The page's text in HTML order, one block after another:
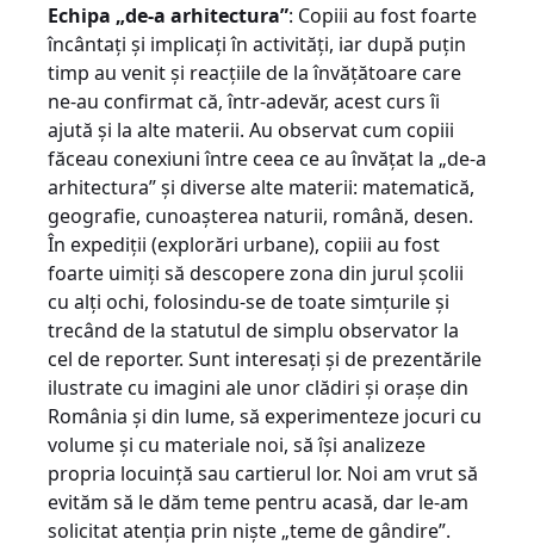
Echipa „de-a arhitectura”: Copiii au fost foarte
încântaţi şi implicaţi în activităţi, iar după puţin
timp au venit şi reacţiile de la învăţătoare care
ne-au confirmat că, într-adevăr, acest curs îi
ajută şi la alte materii. Au observat cum copiii
făceau conexiuni între ceea ce au învăţat la „de-a
arhitectura” şi diverse alte materii: matematică,
geografie, cunoaşterea naturii, română, desen.
În expediţii (explorări urbane), copiii au fost
foarte uimiţi să descopere zona din jurul şcolii
cu alţi ochi, folosindu-se de toate simţurile şi
trecând de la statutul de simplu observator la
cel de reporter. Sunt interesaţi şi de prezentările
ilustrate cu imagini ale unor clădiri şi oraşe din
România şi din lume, să experimenteze jocuri cu
volume şi cu materiale noi, să îşi analizeze
propria locuinţă sau cartierul lor. Noi am vrut să
evităm să le dăm teme pentru acasă, dar le-am
solicitat atenţia prin nişte „teme de gândire”.